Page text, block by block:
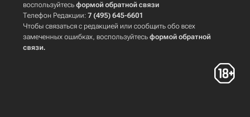
воспользуйтесьформой обратной связи
Телефон Редакции:7 (495) 645-6601
Чтобы связаться с редакцией или сообщить обо всех
замеченных ошибках, воспользуйтесьформой обратной
связи.